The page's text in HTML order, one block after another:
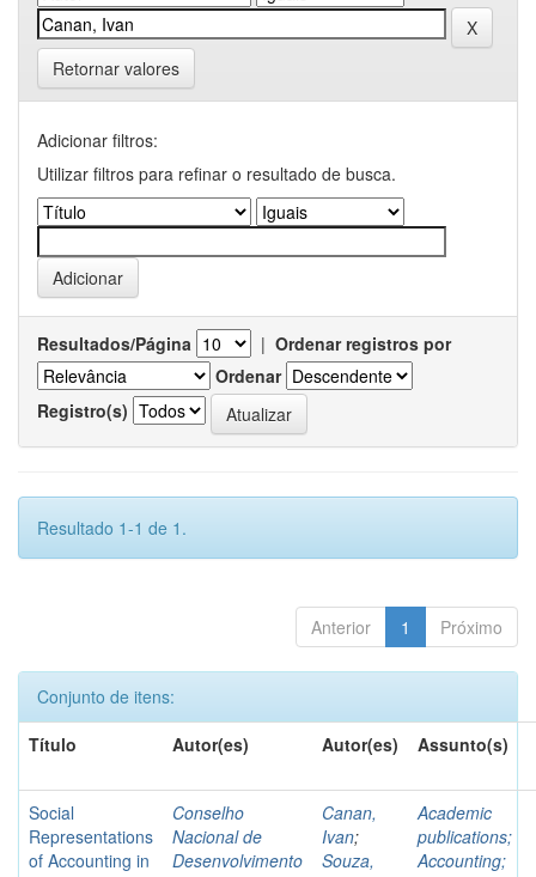
Retornar valores
Adicionar filtros:
Utilizar filtros para refinar o resultado de busca.
Resultados/Página | Ordenar registros por
Ordenar
Registro(s)
Resultado 1-1 de 1.
Anterior 1 Próximo
Conjunto de itens:
Título
Autor(es) Autor(es) Assunto(s)
Social
Representations
of Accounting in
Conselho
Nacional de
Desenvolvimento
Canan,
Ivan;
Souza,
Academic
publications;
Accounting;